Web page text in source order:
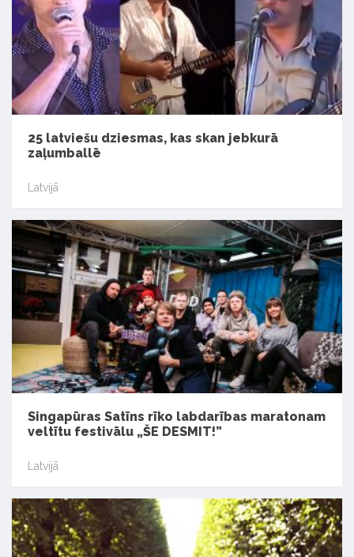
25 latviešu dziesmas, kas skan jebkurā
zaļumballē
Latvijā
Singapūras Satīns rīko labdarības maratonam
veltītu festivālu „ŠE DESMIT!”
Latvijā